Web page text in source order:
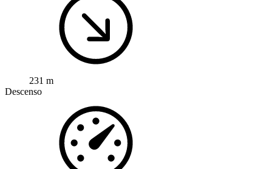
231 m
Descenso